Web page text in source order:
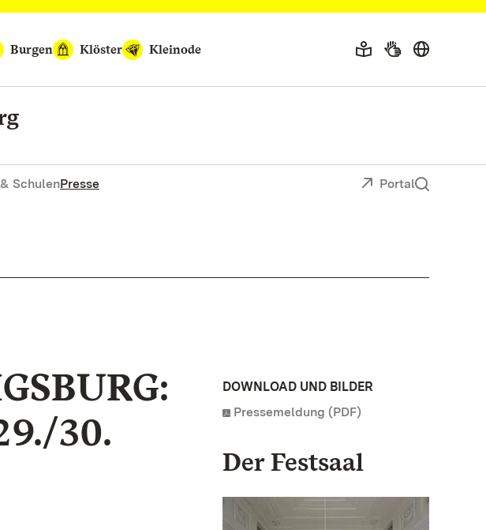
Burgen Klöster Kleinode
SchulenPresse Portal
30.
DOWNLOAD UND BILDER
Pressemeldung (PDF)
Der Festsaal